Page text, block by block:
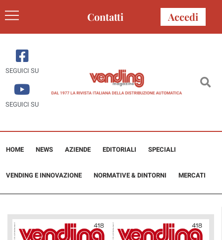
Contatti Accedi
SEGUICI SU
SEGUICI SU
HOME NEWS AZIENDE EDITORIALI SPECIALI
VENDING E INNOVAZIONE NORMATIVE & DINTORNI MERCATI